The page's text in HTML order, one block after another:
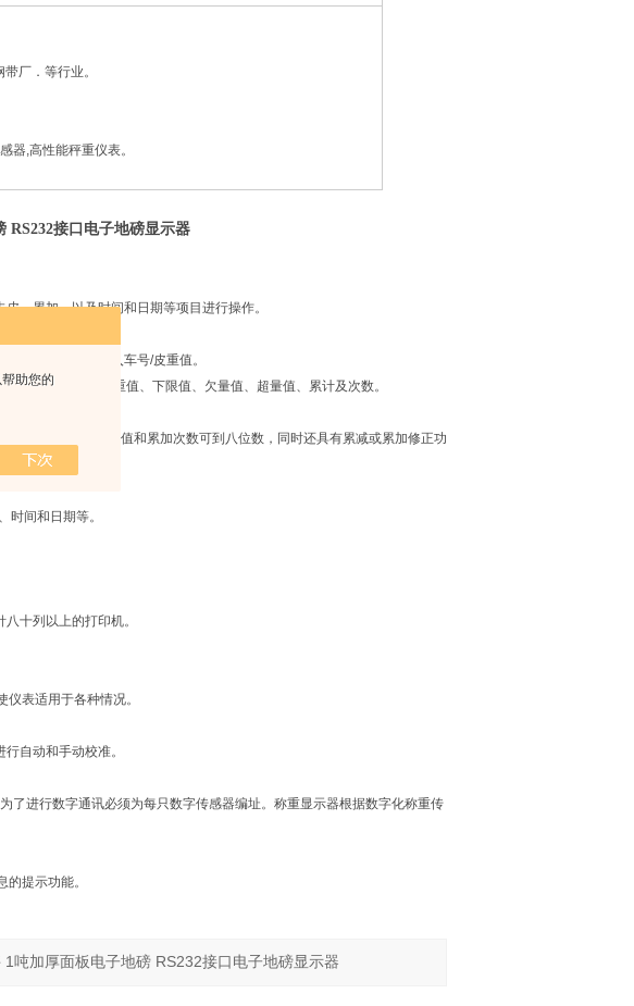
助您的
厂．等行业。
器,高性能秤重仪表。
RS232接口电子地磅显示器
、累加、以及时间和日期等项目进行操作。
以通过数字键盘键入车号/皮重值。
包括：代码号、皮重值、下限值、欠量值、超量值、累计及次数。
录累加，zui大累加值和累加次数可到八位数，同时还具有累减或累加修正功
时间和日期等。
十列以上的打印机。
仪表适用于各种情况。
自动和手动校准。
了进行数字通讯必须为每只数字传感器编址。称重显示器根据数字化称重传
的提示功能。